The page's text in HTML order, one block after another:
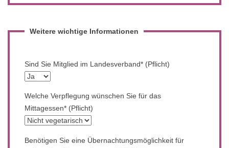
Weitere wichtige Informationen
Sind Sie Mitglied im Landesverband* (Pflicht)
Welche Verpflegung wünschen Sie für das
Mittagessen* (Pflicht)
Benötigen Sie eine Übernachtungsmöglichkeit für